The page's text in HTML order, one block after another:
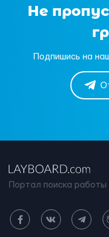
Не
Подпишись на
Портал поиска